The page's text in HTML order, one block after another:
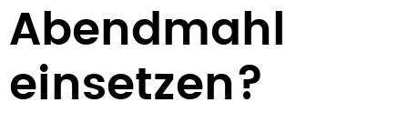
Abendmahl
einsetzen?